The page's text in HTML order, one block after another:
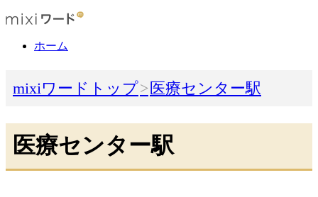
ホーム
mixiワードトップ 医療センター駅
医療センター駅